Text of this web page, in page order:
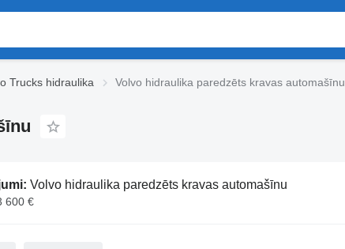
Trucks hidraulika Volvo hidraulika paredzēts kravas automašīnu
Volvo hidraulika paredzēts kravas automašīnu
600 €